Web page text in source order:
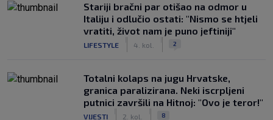
Stariji bračni par otišao na odmor u
Italiju i odlučio ostati: "Nismo se htjeli
vratiti, život nam je puno jeftiniji"
LIFESTYLE 4. kol. 2
Totalni kolaps na jugu Hrvatske,
granica paralizirana. Neki iscrpljeni
putnici završili na Hitnoj: "Ovo je teror!"
VIJESTI 2. kol. 8